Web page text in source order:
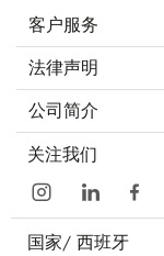
客户服务
法律声明
公司简介
关注我们
国家/ 西班牙